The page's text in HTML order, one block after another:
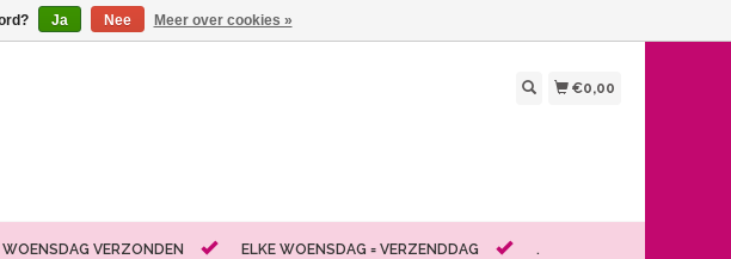
€0,00
VERZONDEN ELKE WOENSDAG = VERZENDDAG .
Ja Nee Meer over cookies »